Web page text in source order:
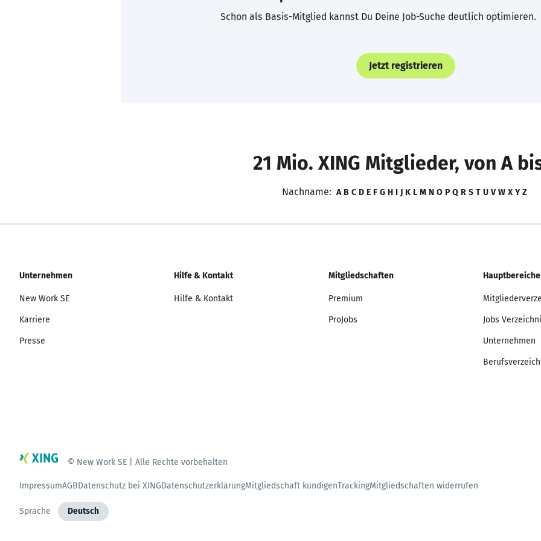
Schon als Basis-Mitglied kannst Du Deine Job-Suche deutlich optimieren.
Jetzt registrieren
21 Mio. XING Mitglieder, von A
Nachname: A B C D E F G H I J K L M N O P Q R S T U V W X Y Z
Unternehmen
New Work SE
Karriere
Presse
Hilfe & Kontakt
Hilfe & Kontakt
Mitgliedschaften
Premium
ProJobs
Hauptbereiche
Jobs
Unternehmen
© New Work SE | Alle Rechte vorbehalten
ImpressumAGBDatenschutz bei XINGDatenschutzerklärungMitgliedschaft kündigenTrackingMitgliedschaften widerrufen
Sprache Deutsch